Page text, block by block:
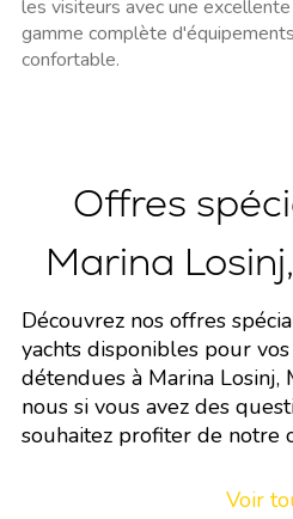
les visiteurs avec une
gamme complète
confortable.
Offres
Marina
Découvrez nos offres
yachts disponibles pour
détendues à Marina Losinj,
nous si vous avez des
souhaitez profiter de notre
Voir